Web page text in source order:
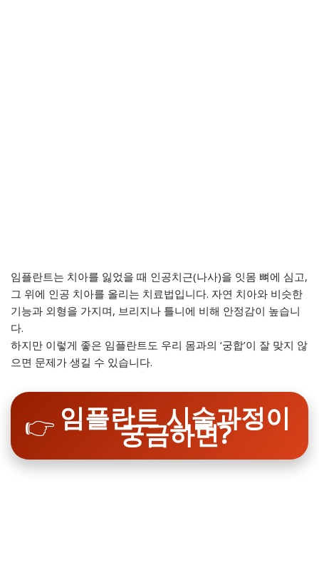
임플란트는 치아를 잃었을 때 인공치근(나사)을 잇몸 뼈에 심고,
그 위에 인공 치아를 올리는 치료법입니다. 자연 치아와 비슷한
기능과 외형을 가지며, 브리지나 틀니에 비해 안정감이 높습니
다.
하지만 이렇게 좋은 임플란트도 우리 몸과의 ‘궁합’이 잘 맞지 않
으면 문제가 생길 수 있습니다.
👉 임플란트 시술과정이
궁금하면?